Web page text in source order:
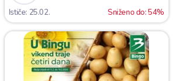
Ističe: 25.02. Sniženo do: 54%